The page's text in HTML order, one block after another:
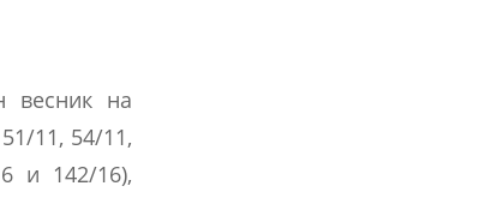
весник на
11, 54/11,
и 142/16),